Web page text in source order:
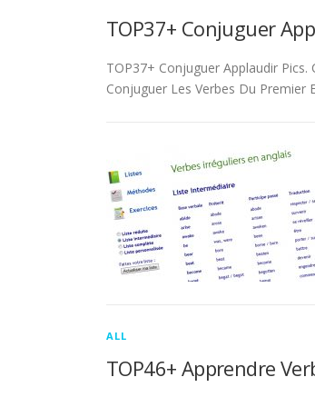
TOP37+ Conjuguer
TOP37+ Conjuguer Applaudir
Conjuguer Les Verbes Du
ALL
TOP46+ Apprendre